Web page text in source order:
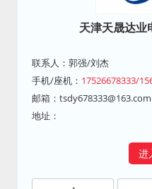
天津天晟达业
联系人：郭强/刘杰
手机/座机： 17526678333/
邮箱： tsdy678333@163.com
地址：
进